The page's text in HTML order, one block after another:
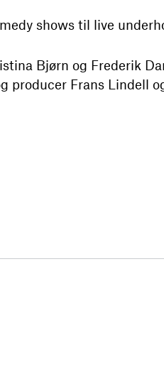
shows til live
Bjørn og Frederik
Frans Lindell